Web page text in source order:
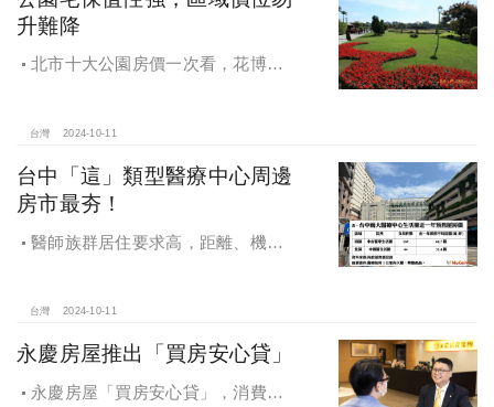
升難降
北市十大公園房價一次看，花博年
台灣 2024-10-11
台中「這」類型醫療中心周邊
房市最夯！
醫師族群居住要求高，距離、機能
台灣 2024-10-11
永慶房屋推出「買房安心貸」
永慶房屋「買房安心貸」，消費者